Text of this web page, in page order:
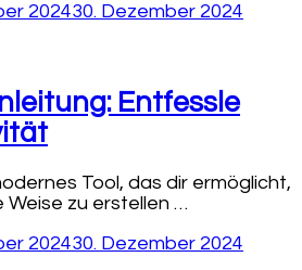
202430. Dezember 2024
Entfessle
Tool, das dir ermöglicht,
Weise zu erstellen …
202430. Dezember 2024